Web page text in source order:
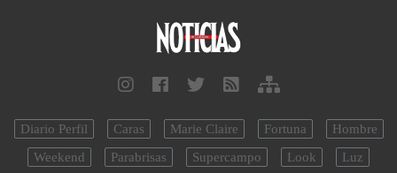
Diario Perfil Caras Marie Claire Fortuna
Hombre
Weekend
Parabrisas Supercampo Look Luz